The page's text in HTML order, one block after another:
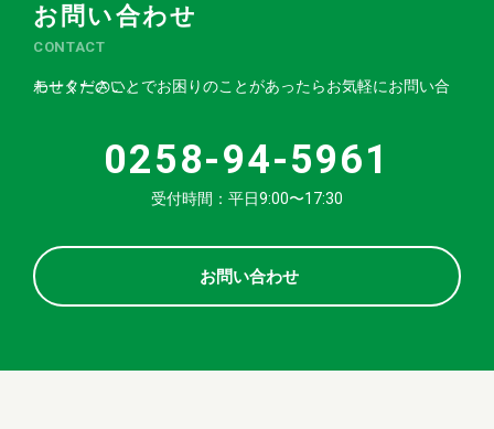
お問い合わせ
CONTACT
モーターのことでお困りのことがあったらお気軽にお問い合わせください。
0258-94-5961
受付時間：平日9:00〜17:30
お問い合わせ